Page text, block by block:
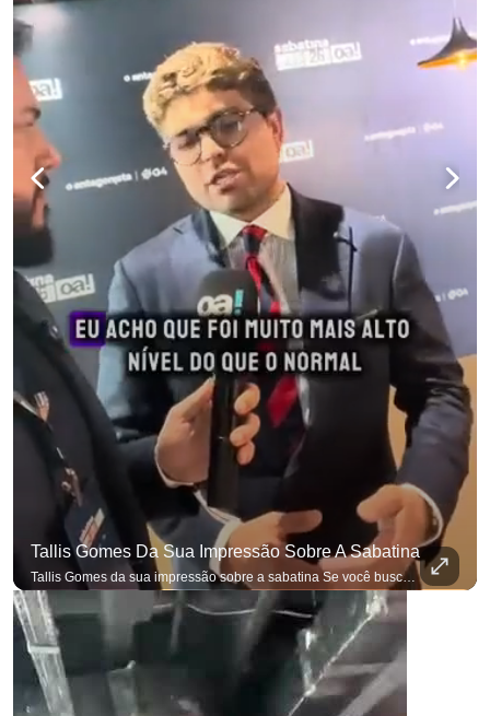
Tallis Gomes Da Sua Impressão Sobre A Sabatina
Tallis Gomes da sua impressão sobre a sabatina Se você busca informação com credibilidade, inscreva-se agora e ative o